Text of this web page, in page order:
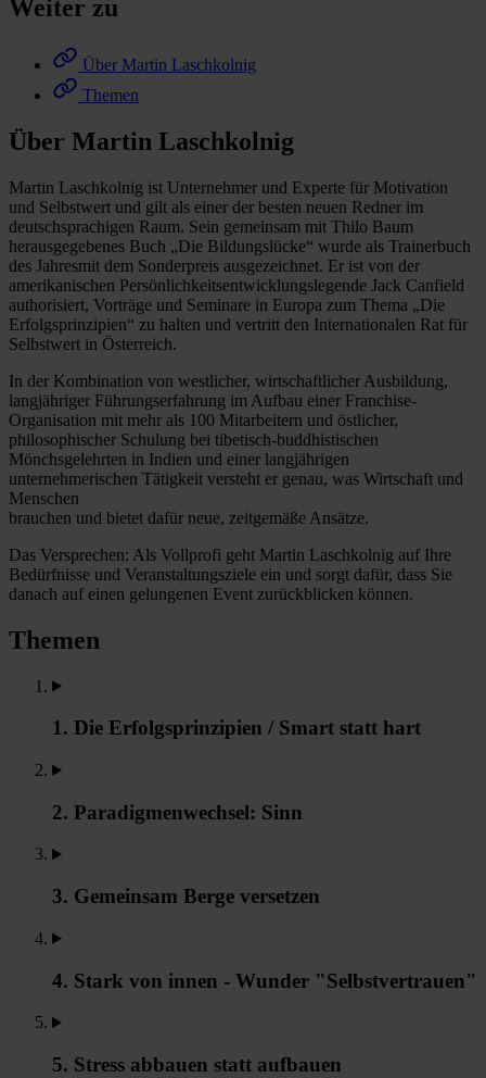
Weiter zu
Über Martin Laschkolnig
Themen
Über Martin Laschkolnig
Martin Laschkolnig ist Unternehmer und Experte für Motivation
und Selbstwert und gilt als einer der besten neuen Redner im
deutschsprachigen Raum. Sein gemeinsam mit Thilo Baum
herausgegebenes Buch „Die Bildungslücke“ wurde als Trainerbuch
des Jahresmit dem Sonderpreis ausgezeichnet. Er ist von der
amerikanischen Persönlichkeitsentwicklungslegende Jack Canfield
authorisiert, Vorträge und Seminare in Europa zum Thema „Die
Erfolgsprinzipien“ zu halten und vertritt den Internationalen Rat für
Selbstwert in Österreich.
In der Kombination von westlicher, wirtschaftlicher Ausbildung,
langjähriger Führungserfahrung im Aufbau einer Franchise-
Organisation mit mehr als 100 Mitarbeitern und östlicher,
philosophischer Schulung bei tibetisch-buddhistischen
Mönchsgelehrten in Indien und einer langjährigen
unternehmerischen Tätigkeit versteht er genau, was Wirtschaft und
Menschen
brauchen und bietet dafür neue, zeitgemäße Ansätze.
Das Versprechen: Als Vollprofi geht Martin Laschkolnig auf Ihre
Bedürfnisse und Veranstaltungsziele ein und sorgt dafür, dass Sie
danach auf einen gelungenen Event zurückblicken können.
Themen
1. Die Erfolgsprinzipien / Smart statt hart
2. Paradigmenwechsel: Sinn
3. Gemeinsam Berge versetzen
4. Stark von innen - Wunder "Selbstvertrauen"
5. Stress abbauen statt aufbauen